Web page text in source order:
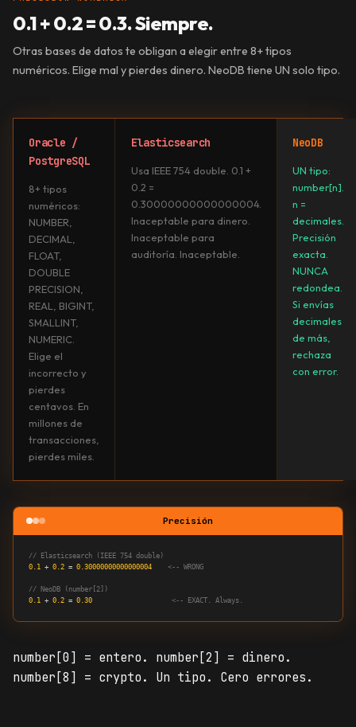
0.1 + 0.2 = 0.3.Siempre.
Otras bases de datos te obligan a elegir entre 8+ tipos
numéricos. Elige mal y pierdes dinero. NeoDB tiene UN solo tipo.
Oracle /
PostgreSQL
8+ tipos
numéricos:
NUMBER,
DECIMAL,
FLOAT,
DOUBLE
PRECISION,
REAL, BIGINT,
SMALLINT,
NUMERIC.
Elige el
incorrecto y
pierdes
centavos. En
millones de
transacciones,
pierdes miles.
Elasticsearch
Usa IEEE 754 double. 0.1 +
0.2 =
0.30000000000000004.
Inaceptable para dinero.
Inaceptable para
auditoría. Inaceptable.
NeoDB
UN tipo:
number[n].
n =
decimales.
Precisión
exacta.
NUNCA
redondea.
Si envías
decimales
de más,
rechaza
con error.
Precisión
// Elasticsearch (IEEE 754 double)
0.1 + 0.2 = 0.30000000000000004
  <-- WRONG
// NeoDB (number[2])
0.1 + 0.2 = 0.30
  <-- EXACT. Always.
number[0] = entero. number[2] = dinero.
number[8] = crypto. Un tipo. Cero errores.